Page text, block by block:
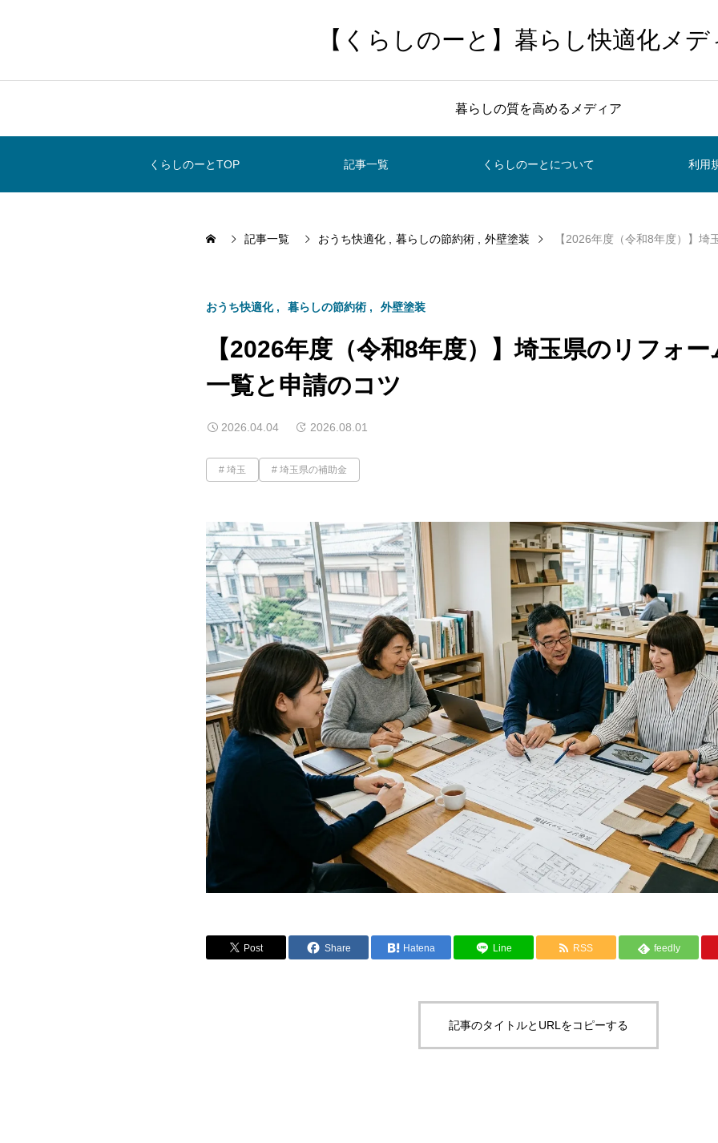
【くらしのーと】暮らし快適化メデ
暮らしの質を高めるメディア
くらしのーとTOP 記事一覧 くらしのーとについて 利用
記事一覧 おうち快適化 暮らしの節約術 外壁塗装 【2026年度（令和8年度）】埼玉県のリ
おうち快適化 暮らしの節約術 外壁塗装
【2026年度（令和8年度）】埼玉県のリフォ
一覧と申請のコツ
2026.04.04 2026.08.01
埼玉 埼玉県の補助金
Post Share Hatena Line RSS feedly
記事のタイトルとURLをコピーする